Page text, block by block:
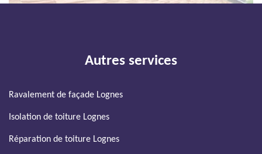
Autres services
Ravalement de façade Lognes
Isolation de toiture Lognes
Réparation de toiture Lognes